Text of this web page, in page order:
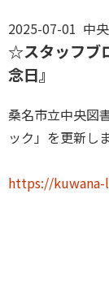
2025-07-01 中
☆スタッフブ
念日』
桑名市立中央図
ック」を更新し
https://